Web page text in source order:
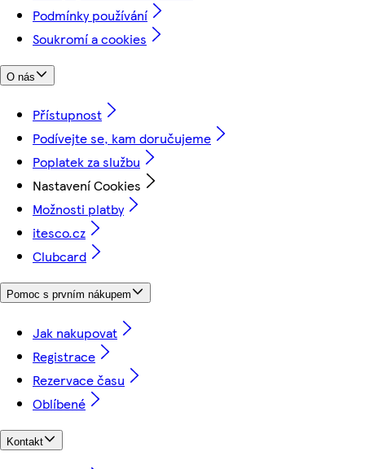
Podmínky používání
Soukromí a cookies
O nás
Přístupnost
Podívejte se, kam doručujeme
Poplatek za službu
Nastavení Cookies
Možnosti platby
itesco.cz
Clubcard
Pomoc s prvním nákupem
Jak nakupovat
Registrace
Rezervace času
Oblíbené
Kontakt